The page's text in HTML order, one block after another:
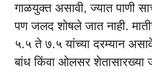
गाळयुक्त असावी, ज्यात पाणी
पण जलद शोषले जात नाही.
५.५ ते ७.५ यांच्या दरम्यान
बांध किंवा ओलसर शेतासारख्या